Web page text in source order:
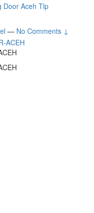
Door Aceh Tlp
— No Comments ↓